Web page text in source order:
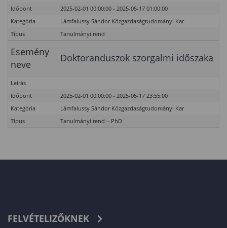
Időpont
2025-02-01 00:00:00 - 2025-05-17 01:00:00
Kategória
Lámfalussy Sándor Közgazdaságtudományi Kar
Típus
Tanulmányi rend
Esemény
neve
Doktoranduszok szorgalmi időszaka
Leírás
Időpont
2025-02-01 00:00:00 - 2025-05-17 23:55:00
Kategória
Lámfalussy Sándor Közgazdaságtudományi Kar
Típus
Tanulmányi rend – PhD
FELVÉTELIZŐKNEK